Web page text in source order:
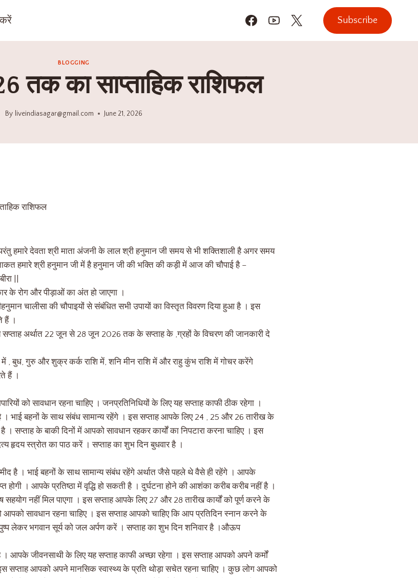
Subscribe
BLOGGING
तक का साप्ताहिक राशिफल
By liveindiasagar@gmail.com June 21, 2026
राशिफल
हमारे देवता श्री माता अंजनी के लाल श्री हनुमान जी समय से भी शक्तिशाली है अगर समय
हमारे श्री हनुमान जी में है हनुमान जी की भक्ति की कड़ी में आज की चौपाई है –
||
के रोग और पीड़ाओं का अंत हो जाएगा ।
चालीसा की चौपाइयों से संबंधित सभी उपायों का विस्तृत विवरण दिया हुआ है । इस
हैं ।
अर्थात 22 जून से 28 जून 2026 तक के सप्ताह के ,ग्रहों के विचरण की जानकारी दे
में , बुध, गुरु और शुक्र कर्क राशि में, शनि मीन राशि में और राहु कुंभ राशि में गोचर करेंगे
हैं ।
को सावधान रहना चाहिए । जनप्रतिनिधियों के लिए यह सप्ताह काफी ठीक रहेगा ।
भाई बहनों के साथ संबंध सामान्य रहेंगे । इस सप्ताह आपके लिए 24 , 25 और 26 तारीख के
सप्ताह के बाकी दिनों में आपको सावधान रहकर कार्यों का निपटारा करना चाहिए । इस
हृदय स्त्रोत का पाठ करें । सप्ताह का शुभ दिन बुधवार है ।
है । भाई बहनों के साथ सामान्य संबंध रहेंगे अर्थात जैसे पहले थे वैसे ही रहेंगे । आपके
होगी । आपके प्रतिष्ठा में वृद्धि हो सकती है । दुर्घटना होने की आशंका करीब करीब नहीं है ।
नहीं मिल पाएगा । इस सप्ताह आपके लिए 27 और 28 तारीख कार्यों को पूर्ण करने के
सावधान रहना चाहिए । इस सप्ताह आपको चाहिए कि आप प्रतिदिन स्नान करने के
लेकर भगवान सूर्य को जल अर्पण करें । सप्ताह का शुभ दिन शनिवार है ।औऊप
आपके जीवनसाथी के लिए यह सप्ताह काफी अच्छा रहेगा । इस सप्ताह आपको अपने कर्मों
इस सप्ताह आपको अपने मानसिक स्वास्थ्य के प्रति थोड़ा सचेत रहना चाहिए । कुछ लोग आपको